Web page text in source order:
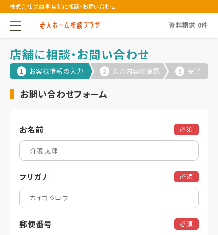
株式会社 栄商事 店舗に相談・お問い合わせ
資料請求 0件
店舗に相談・お問い合わせ
お問い合わせフォーム
お名前 必須
フリガナ 必須
郵便番号 必須